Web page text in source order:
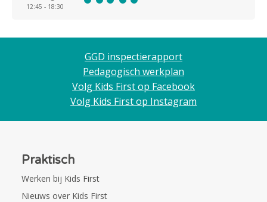
12:45 - 18:30
GGD inspectierapport
Pedagogisch werkplan
Volg Kids First op Facebook
Volg Kids First op Instagram
Praktisch
Werken bij Kids First
Nieuws over Kids First